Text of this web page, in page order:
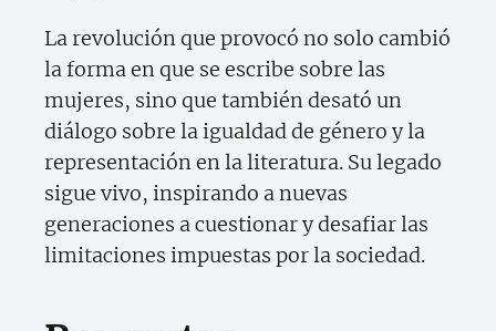
La revolución que provocó no solo cambió
la forma en que se escribe sobre las
mujeres, sino que también desató un
diálogo sobre la igualdad de género y la
representación en la literatura. Su legado
sigue vivo, inspirando a nuevas
generaciones a cuestionar y desafiar las
limitaciones impuestas por la sociedad.